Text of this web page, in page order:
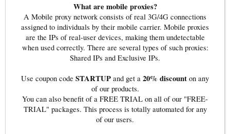
What are mobile proxies?
A Mobile proxy network consists of real 3G/4G connections
assigned to individuals by their mobile carrier. Mobile proxies
are the IPs of real-user devices, making them undetectable
when used correctly. There are several types of such proxies:
Shared IPs and Exclusive IPs.
Use coupon code STARTUP and get a 20% discount on any
of our products.
You can also benefit of a FREE TRIAL on all of our "FREE-
TRIAL" packages. This process is totally automated for any
of our users.